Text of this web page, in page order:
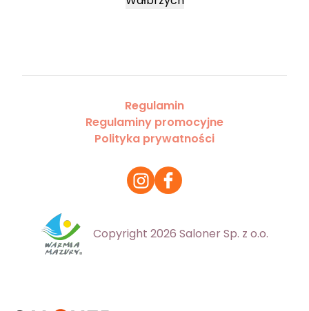
Regulamin
Regulaminy promocyjne
Polityka prywatności
Copyright 2026 Saloner Sp. z o.o.